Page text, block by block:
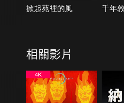
掀起苑裡的風 千年
相關影片